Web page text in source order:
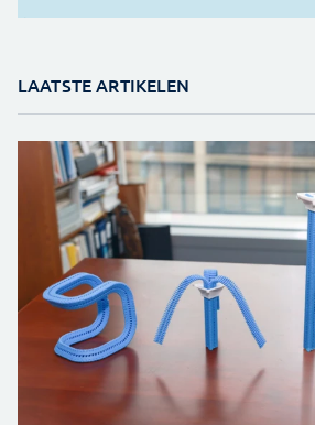
LAATSTE ARTIKELEN